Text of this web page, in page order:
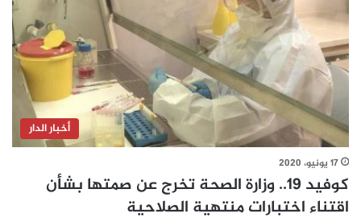
أخبار الدار
17 يونيو، 2020
كوفيد 19.. وزارة الصحة تخرج عن صمتها بشأن
اقتناء اختبارات منتهية الصلاحية